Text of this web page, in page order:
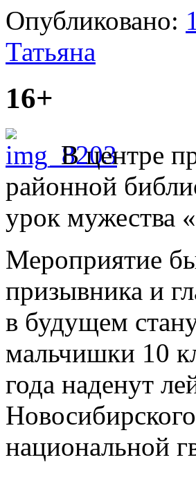
Опубликовано:
Татьяна
16+
В центре
районной
урок мужества
Мероприятие
призывника и
в будущем
мальчишки 10
года наденут
национальной